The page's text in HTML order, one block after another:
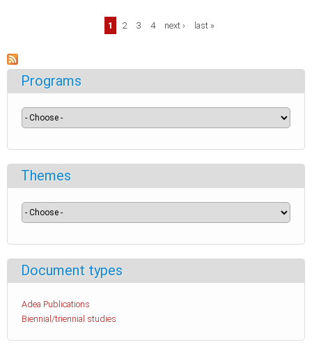
1 2 3 4 next › last »
Programs
Themes
Document types
Adea Publications
Biennial/triennial studies